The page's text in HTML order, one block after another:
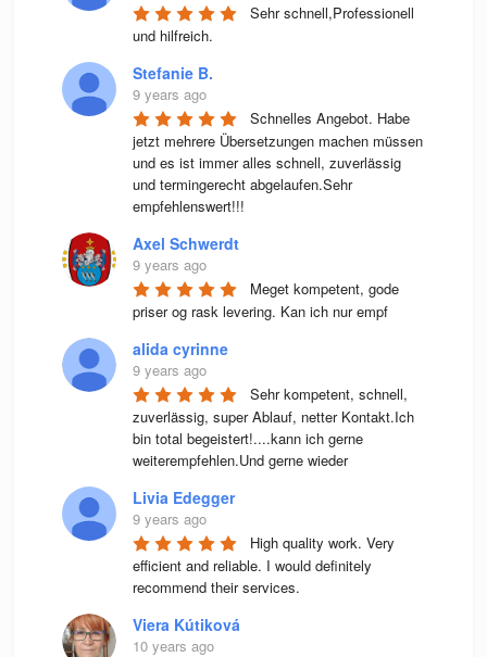
Sehr schnell,Professionell
und hilfreich.
Stefanie B.
9 years ago
Schnelles Angebot. Habe
jetzt mehrere Übersetzungen machen müssen
und es ist immer alles schnell, zuverlässig
und termingerecht abgelaufen.Sehr
empfehlenswert!!!
Axel Schwerdt
9 years ago
Meget kompetent, gode
priser og rask levering. Kan ich nur empf
alida cyrinne
9 years ago
Sehr kompetent, schnell,
zuverlässig, super Ablauf, netter Kontakt.Ich
bin total begeistert!....kann ich gerne
weiterempfehlen.Und gerne wieder
Livia Edegger
9 years ago
High quality work. Very
efficient and reliable. I would definitely
recommend their services.
Viera Kútiková
10 years ago